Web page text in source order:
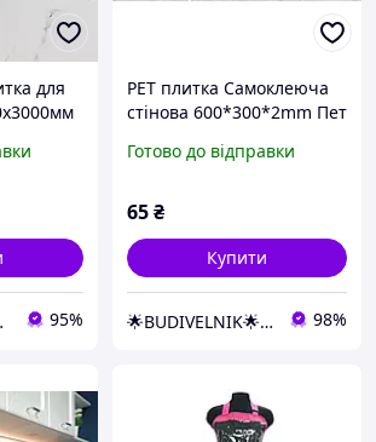
для
декор
95%
PET плитка Самоклеюча
стінова 600*300*2mm Пет
панель фартух кухня
спальня
Готово до відправки
65₴
Купити
🌟BUDIVELNIK🌟SHOP 98%